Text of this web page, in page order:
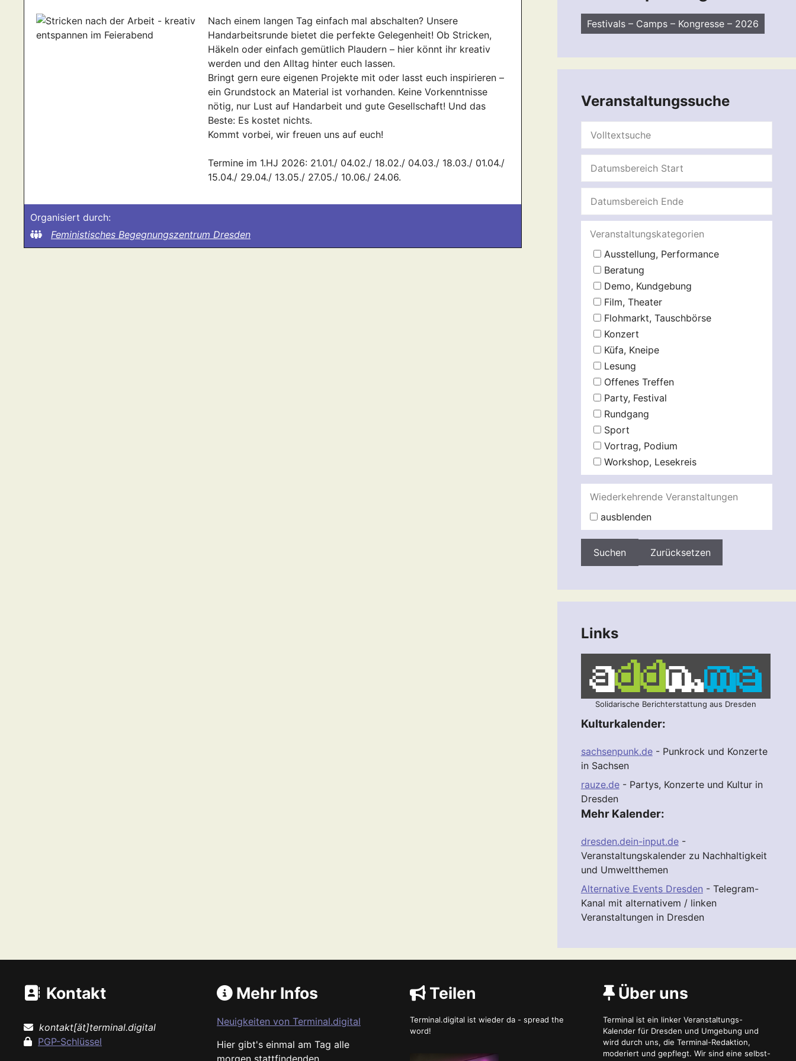
Nach einem langen Tag einfach mal abschalten? Unsere
Handarbeitsrunde bietet die perfekte Gelegenheit! Ob Stricken,
Häkeln oder einfach gemütlich Plaudern – hier könnt ihr kreativ
werden und den Alltag hinter euch lassen.
Bringt gern eure eigenen Projekte mit oder lasst euch inspirieren –
ein Grundstock an Material ist vorhanden. Keine Vorkenntnisse
nötig, nur Lust auf Handarbeit und gute Gesellschaft! Und das
Beste: Es kostet nichts.
Kommt vorbei, wir freuen uns auf euch!
Termine im 1.HJ 2026: 21.01./ 04.02./ 18.02./ 04.03./ 18.03./ 01.04./
15.04./ 29.04./ 13.05./ 27.05./ 10.06./ 24.06.
Organisiert durch:
Feministisches Begegnungszentrum Dresden
Festivals – Camps – Kongresse – 2026
Veranstaltungssuche
Veranstaltungskategorien
Ausstellung, Performance
Beratung
Demo, Kundgebung
Film, Theater
Flohmarkt, Tauschbörse
Konzert
Küfa, Kneipe
Lesung
Offenes Treffen
Party, Festival
Rundgang
Sport
Vortrag, Podium
Workshop, Lesekreis
Wiederkehrende Veranstaltungen
ausblenden
Zurücksetzen
Links
Solidarische Berichterstattung aus Dresden
Kulturkalender:
sachsenpunk.de- Punkrock und Konzerte
in Sachsen
rauze.de- Partys, Konzerte und Kultur in
Dresden
Mehr Kalender:
dresden.dein-input.de-
Veranstaltungskalender zu Nachhaltigkeit
und Umweltthemen
Alternative Events Dresden - Telegram-
Kanal mit alternativem / linken
Veranstaltungen in Dresden
Kontakt
kontakt[ät]terminal.digital
PGP-Schlüssel
Mehr Infos
Neuigkeiten von Terminal.digital
Hier gibt's einmal am Tag alle
morgen stattfindenden
Teilen
Terminal.digital ist wieder da - spread the
word!
Über uns
Terminal ist ein linker Veranstaltungs-
Kalender für Dresden und Umgebung und
wird durch uns, die Terminal-Redaktion,
moderiert und gepflegt. Wir sind eine selbst-